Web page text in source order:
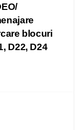
blocuri
D22, D24